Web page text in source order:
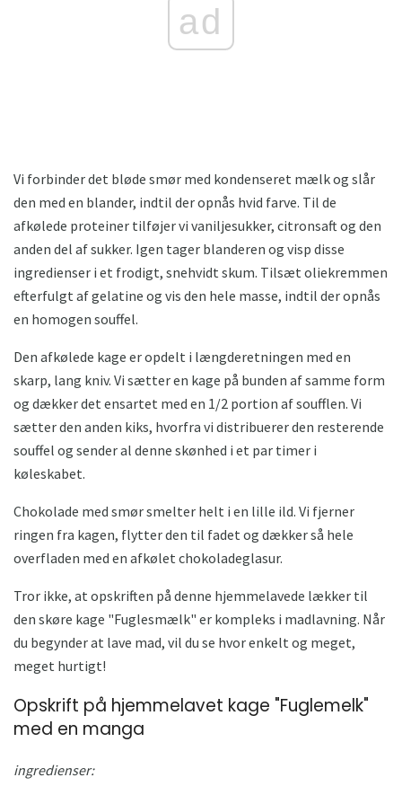
ad
Vi forbinder det bløde smør med kondenseret mælk og slår
den med en blander, indtil der opnås hvid farve. Til de
afkølede proteiner tilføjer vi vaniljesukker, citronsaft og den
anden del af sukker. Igen tager blanderen og visp disse
ingredienser i et frodigt, snehvidt skum. Tilsæt oliekremmen
efterfulgt af gelatine og vis den hele masse, indtil der opnås
en homogen souffel.
Den afkølede kage er opdelt i længderetningen med en
skarp, lang kniv. Vi sætter en kage på bunden af ​​samme form
og dækker det ensartet med en 1/2 portion af soufflen. Vi
sætter den anden kiks, hvorfra vi distribuerer den resterende
souffel og sender al denne skønhed i et par timer i
køleskabet.
Chokolade med smør smelter helt i en lille ild. Vi fjerner
ringen fra kagen, flytter den til fadet og dækker så hele
overfladen med en afkølet chokoladeglasur.
Tror ikke, at opskriften på denne hjemmelavede lækker til
den skøre kage "Fuglesmælk" er kompleks i madlavning. Når
du begynder at lave mad, vil du se hvor enkelt og meget,
meget hurtigt!
Opskrift på hjemmelavet kage "Fuglemelk"
med en manga
ingredienser: